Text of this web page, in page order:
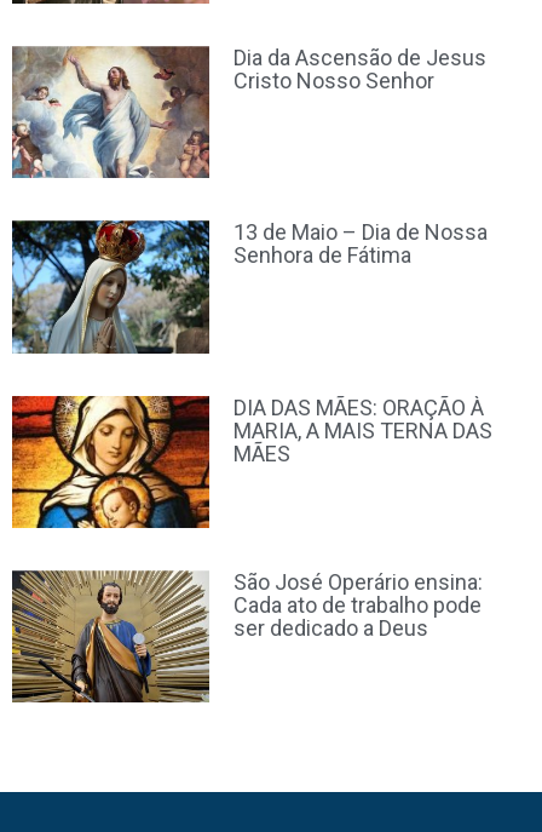
Dia da Ascensão de Jesus
Cristo Nosso Senhor
13 de Maio – Dia de Nossa
Senhora de Fátima
DIA DAS MÃES: ORAÇÃO À
MARIA, A MAIS TERNA DAS
MÃES
São José Operário ensina:
Cada ato de trabalho pode
ser dedicado a Deus